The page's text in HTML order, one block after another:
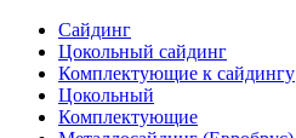
Сайдинг
Цокольный сайдинг
Комплектующие к сайдингу
Цокольный
Комплектующие